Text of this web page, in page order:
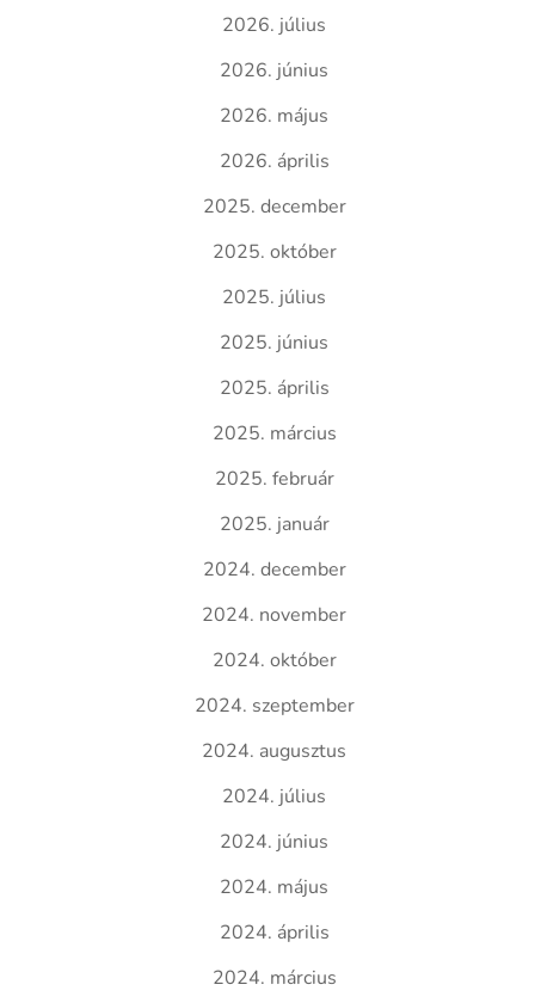
2026. július
2026. június
2026. május
2026. április
2025. december
2025. október
2025. július
2025. június
2025. április
2025. március
2025. február
2025. január
2024. december
2024. november
2024. október
2024. szeptember
2024. augusztus
2024. július
2024. június
2024. május
2024. április
2024. március